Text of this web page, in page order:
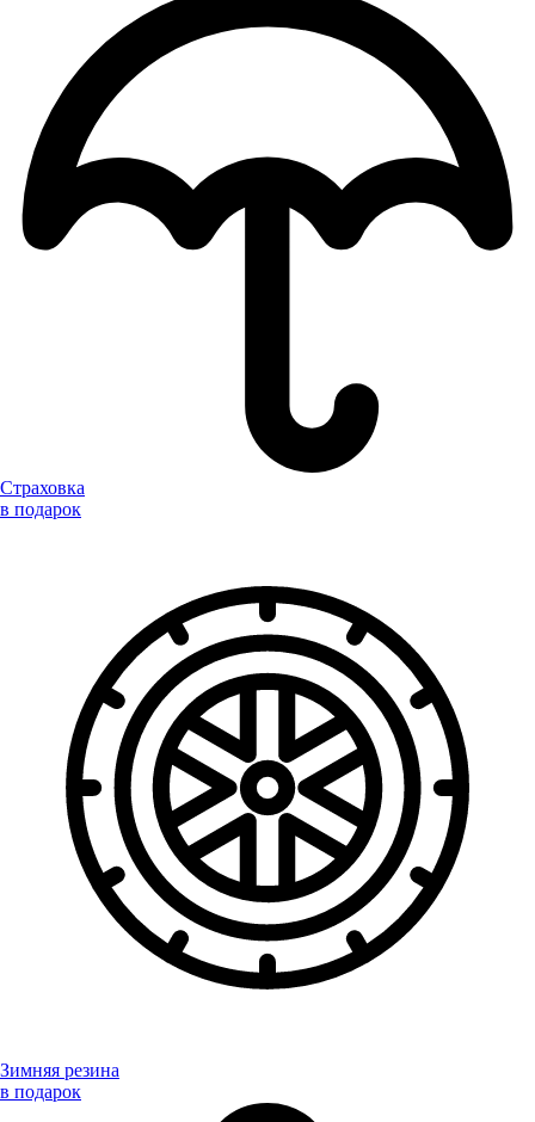
Страховка
в подарок
Зимняя резина
в подарок